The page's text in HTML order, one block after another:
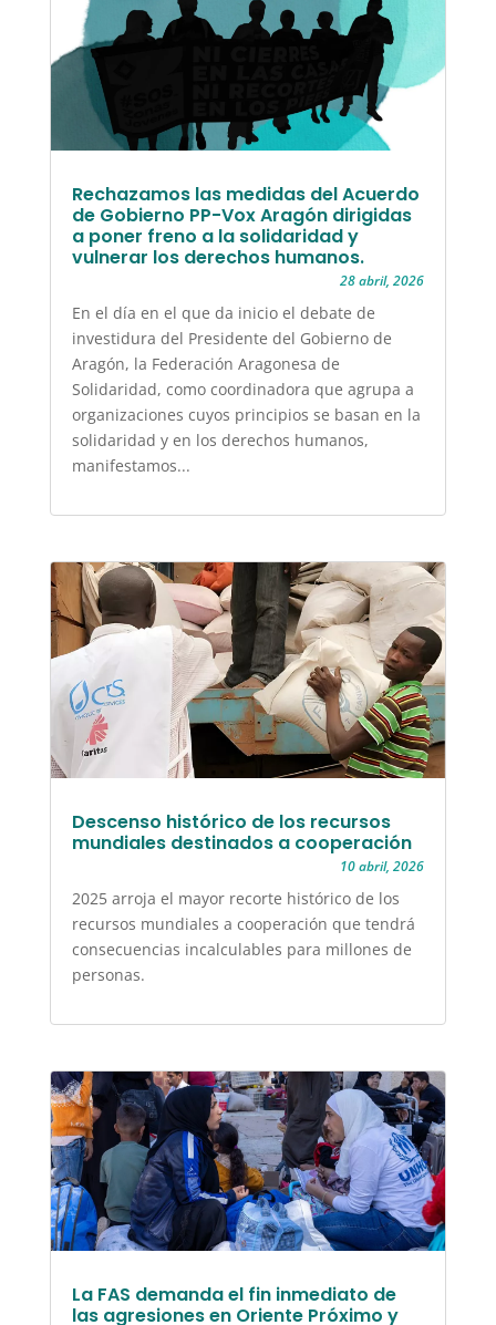
Rechazamos las medidas del Acuerdo
de Gobierno PP-Vox Aragón dirigidas
a poner freno a la solidaridad y
vulnerar los derechos humanos.
28 abril, 2026
En el día en el que da inicio el debate de
investidura del Presidente del Gobierno de
Aragón, la Federación Aragonesa de
Solidaridad, como coordinadora que agrupa a
organizaciones cuyos principios se basan en la
solidaridad y en los derechos humanos,
manifestamos...
Descenso histórico de los recursos
mundiales destinados a cooperación
10 abril, 2026
2025 arroja el mayor recorte histórico de los
recursos mundiales a cooperación que tendrá
consecuencias incalculables para millones de
personas.
La FAS demanda el fin inmediato de
las agresiones en Oriente Próximo y